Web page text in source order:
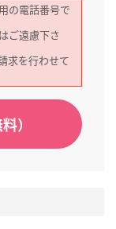
の電話番号で
ご遠慮下さ
求を行わせて
）